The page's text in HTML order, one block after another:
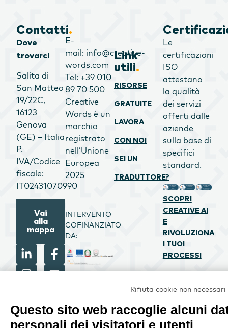
Contatti.
Dove
trovarci
Salita di
San Matteo
19/22C,
16123
Genova
(GE) – Italia
P.
IVA/Codice
fiscale:
IT02431070990
Vai
alla
mappa
E-
mail: info@creative-
words.com
Tel: +39 010
89 70 500
Creative
Words è un
marchio
registrato
nell’Unione
Europea
2025
INTERVENTO
COFINANZIATO
DA:
WORDS SRL
Link
utili.
RISORSE
GRATUITE
LAVORA
CON NOI
SEI UN
TRADUTTORE?
Le
certificazioni
ISO
attestano
la qualità
dei servizi
offerti dalle
aziende
sulla base di
specifici
standard.
SCOPRI
CREATIVE AI
E
RIVOLUZIONA
I TUOI
PROCESSI
Rifiuta cookie non
Questo sito web raccoglie alcuni
personali dei visitatori e utenti